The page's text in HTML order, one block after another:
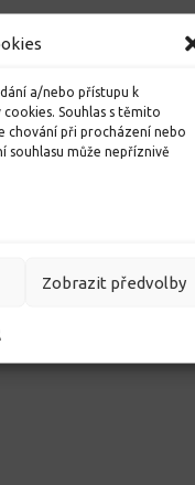
a/nebo přístupu k
Souhlas s těmito
chování při procházení nebo
souhlasu může nepříznivě
Zobrazit předvolby